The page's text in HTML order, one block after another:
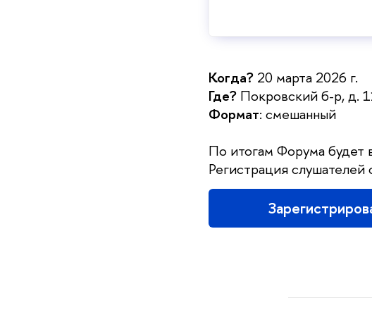
Когда?20 марта 2026 г.
Где?Покровский б-р, д.
Формат: смешанный
По итогам Форума будет
Регистрация слушателей